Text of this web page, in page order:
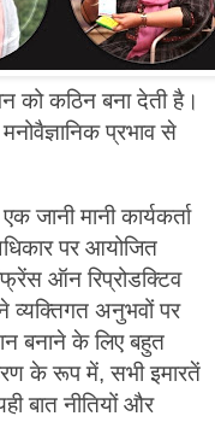
को कठिन बना देती है।
प्रभाव से
जानी मानी कार्यकर्ता
पर आयोजित
ऑन रिप्रोडक्टिव
अनुभवों पर
बनाने के लिए बहुत
के रूप में, सभी इमारतें
बात नीतियों और